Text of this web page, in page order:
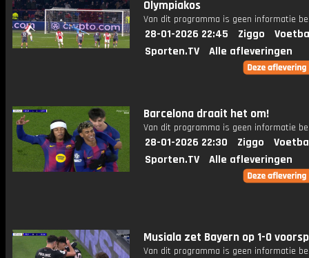
Olympiakos
Van dit programma is geen informatie
28-01-2026 22:45 Ziggo
Sporten.TV
Alle afleveringen
Barcelona draait het om!
Van dit programma is geen informatie
28-01-2026 22:30 Ziggo
Sporten.TV
Alle afleveringen
Musiala zet Bayern op 1-0
Van dit programma is geen informatie